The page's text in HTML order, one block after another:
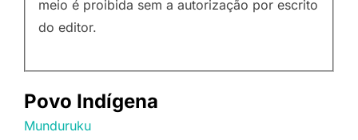
meio é proibida sem a autorização por escrito
do editor.
Povo Indígena
Munduruku